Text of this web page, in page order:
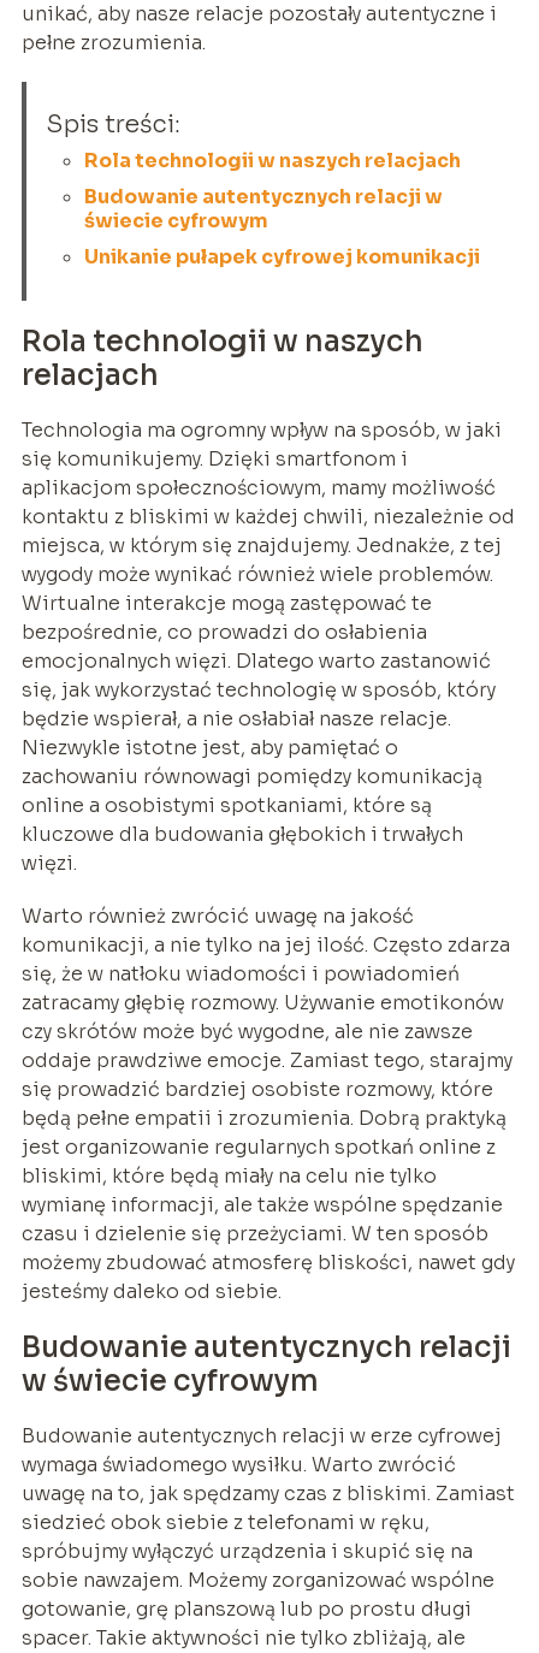
unikać, aby nasze relacje pozostały autentyczne i
pełne zrozumienia.
Spis treści:
Rola technologii w naszych relacjach
Budowanie autentycznych relacji w
świecie cyfrowym
Unikanie pułapek cyfrowej komunikacji
Rola technologii w naszych
relacjach
Technologia ma ogromny wpływ na sposób, w jaki
się komunikujemy. Dzięki smartfonom i
aplikacjom społecznościowym, mamy możliwość
kontaktu z bliskimi w każdej chwili, niezależnie od
miejsca, w którym się znajdujemy. Jednakże, z tej
wygody może wynikać również wiele problemów.
Wirtualne interakcje mogą zastępować te
bezpośrednie, co prowadzi do osłabienia
emocjonalnych więzi. Dlatego warto zastanowić
się, jak wykorzystać technologię w sposób, który
będzie wspierał, a nie osłabiał nasze relacje.
Niezwykle istotne jest, aby pamiętać o
zachowaniu równowagi pomiędzy komunikacją
online a osobistymi spotkaniami, które są
kluczowe dla budowania głębokich i trwałych
więzi.
Warto również zwrócić uwagę na jakość
komunikacji, a nie tylko na jej ilość. Często zdarza
się, że w natłoku wiadomości i powiadomień
zatracamy głębię rozmowy. Używanie emotikonów
czy skrótów może być wygodne, ale nie zawsze
oddaje prawdziwe emocje. Zamiast tego, starajmy
się prowadzić bardziej osobiste rozmowy, które
będą pełne empatii i zrozumienia. Dobrą praktyką
jest organizowanie regularnych spotkań online z
bliskimi, które będą miały na celu nie tylko
wymianę informacji, ale także wspólne spędzanie
czasu i dzielenie się przeżyciami. W ten sposób
możemy zbudować atmosferę bliskości, nawet gdy
jesteśmy daleko od siebie.
Budowanie autentycznych relacji
w świecie cyfrowym
Budowanie autentycznych relacji w erze cyfrowej
wymaga świadomego wysiłku. Warto zwrócić
uwagę na to, jak spędzamy czas z bliskimi. Zamiast
siedzieć obok siebie z telefonami w ręku,
spróbujmy wyłączyć urządzenia i skupić się na
sobie nawzajem. Możemy zorganizować wspólne
gotowanie, grę planszową lub po prostu długi
spacer. Takie aktywności nie tylko zbliżają, ale